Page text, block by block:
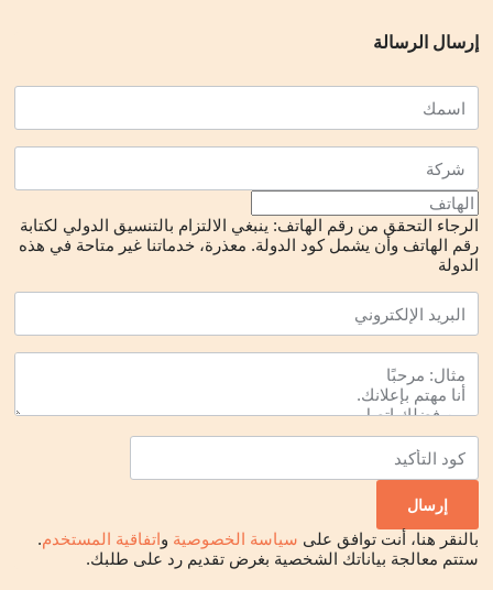
request in accordance with the standards for LPG Storage
إرسال الرسالة
الرجاء التحقق من رقم الهاتف: ينبغي الالتزام بالتنسيق الدولي لكتابة
رقم الهاتف وأن يشمل كود الدولة. معذرة، خدماتنا غير متاحة في هذه
الدولة
بالنقر هنا، أنت توافق على سياسة الخصوصية واتفاقية المستخدم.
ستتم معالجة بياناتك الشخصية بغرض تقديم رد على طلبك.